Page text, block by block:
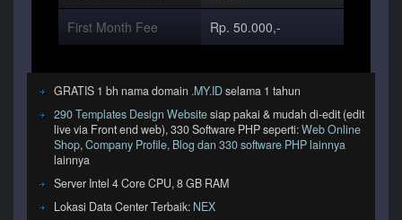
First Month Fee Rp. 50.000,-
GRATIS 1 bh nama domain .MY.IDselama 1 tahun
290 Templates Design Websitesiap pakai & mudah di-edit (edit
live via Front end web), 330 Software PHP seperti:Web Online
Shop, Company Profile, Blog dan 330 software PHP lainnya
lainnya
Server Intel 4 Core CPU, 8 GB RAM
Lokasi Data Center Terbaik: NEX